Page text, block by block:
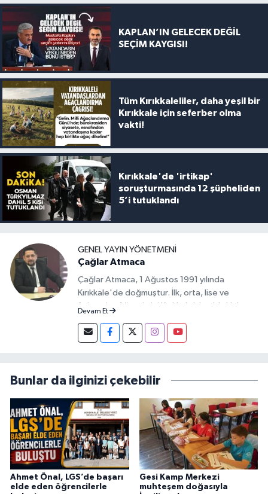
KAPLAN’IN GELECEK DEĞİL
SEÇİM KAYGISI!
Tüm Kırıkkaleliler, daha yeşil bir
Kırıkkale için seferber olma
vakti!
Kırıkkale'de 'irtikap'
soruşturmasında 12 şüpheliden
5’i tutuklandı
GENEL YAYIN YÖNETMENI
Çağlar Atmaca
Çağlar Atmaca, 1 Ağustos 1991 yılında
Kırıkkale'de doğmuştur. İlk, orta, lise ve
üniversite öğrenimini Kırıkkale'de aldı. Halen
Fakültesi, Siyaset Bilimi ve Kamu Yönetimi
öğrencisi olan Çağlar Atmaca, 2016 yılından
Devam Et
Bunlar da ilginizi çekebilir
Ahmet Önal, LGS’de başarı
elde eden öğrencilerle
Gesi Kamp Merkezi
muhteşem doğasıyla